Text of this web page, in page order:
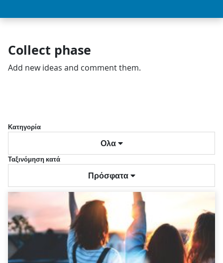
Collect phase
Add new ideas and comment them.
Κατηγορία
Ολα
Ταξινόμηση κατά
Πρόσφατα